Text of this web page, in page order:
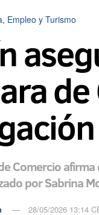
Empleo y Turismo
Comercio
por Sabrina
28/05/2026 13:14